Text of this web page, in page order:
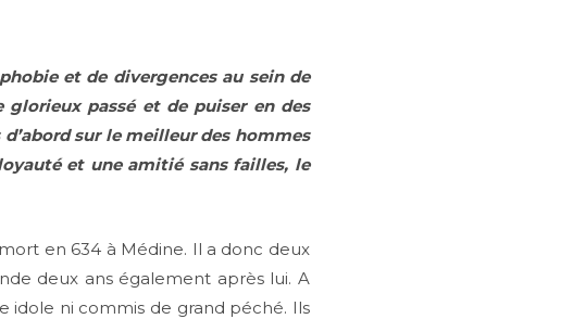
et de divergences au sein de
passé et de puiser en des
sur le meilleur des hommes
et une amitié sans failles, le
en 634 à Médine. Il a donc deux
deux ans également après lui. A
idole ni commis de grand péché. Ils